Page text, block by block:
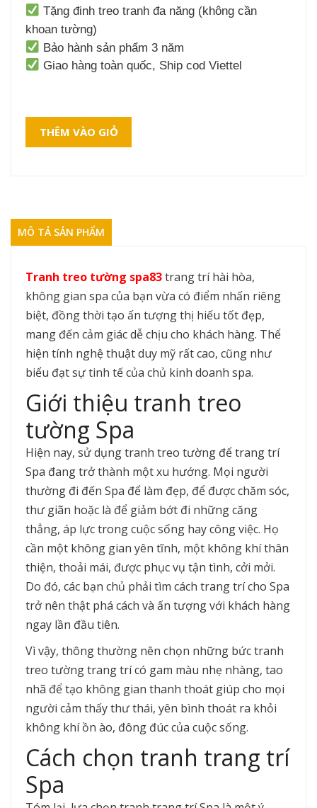
Tặng đinh treo tranh đa năng (không cần
khoan tường)
Bảo hành sản phẩm 3 năm
Giao hàng toàn quốc, Ship cod Viettel
THÊM VÀO GIỎ
MÔ TẢ SẢN PHẨM
Tranh treo tường spa83trang trí hài hòa,
không gian spa của bạn vừa có điểm nhấn riêng
biệt, đồng thời tạo ấn tượng thị hiếu tốt đẹp,
mang đến cảm giác dễ chịu cho khách hàng. Thể
hiện tính nghệ thuật duy mỹ rất cao, cũng như
biểu đạt sự tinh tế của chủ kinh doanh spa.
Giới thiệu tranh treo
tường Spa
Hiện nay, sử dụng tranh treo tường để trang trí
Spa đang trở thành một xu hướng. Mọi người
thường đi đến Spa để làm đẹp, để được chăm sóc,
thư giãn hoặc là để giảm bớt đi những căng
thẳng, áp lực trong cuộc sống hay công việc. Họ
cần một không gian yên tĩnh, một không khí thân
thiện, thoải mái, được phục vụ tận tình, cởi mởi.
Do đó, các bạn chủ phải tìm cách trang trí cho Spa
trở nên thật phá cách và ấn tượng với khách hàng
ngay lần đầu tiên.
Vì vậy, thông thường nên chọn những bức tranh
treo tường trang trí có gam màu nhẹ nhàng, tao
nhã để tạo không gian thanh thoát giúp cho mọi
người cảm thấy thư thái, yên bình thoát ra khỏi
không khí ồn ào, đông đúc của cuộc sống.
Cách chọn tranh trang trí
Spa